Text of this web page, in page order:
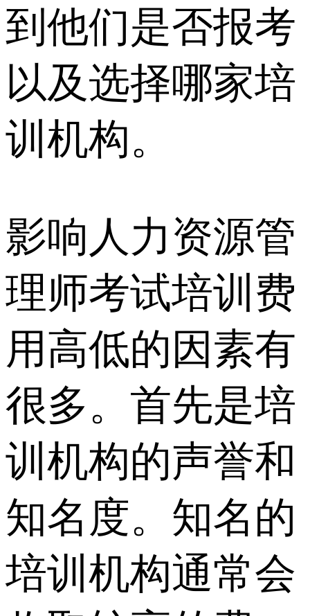
到他们是否报考
以及选择哪家培
训机构。
影响人力资源管
理师考试培训费
用高低的因素有
很多。首先是培
训机构的声誉和
知名度。知名的
培训机构通常会